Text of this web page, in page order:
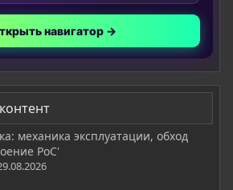
навигатор →
механика эксплуатации, обход
PoC'